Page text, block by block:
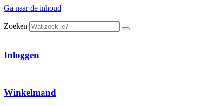
Ga naar de inhoud
Zoeken
Inloggen
Winkelmand